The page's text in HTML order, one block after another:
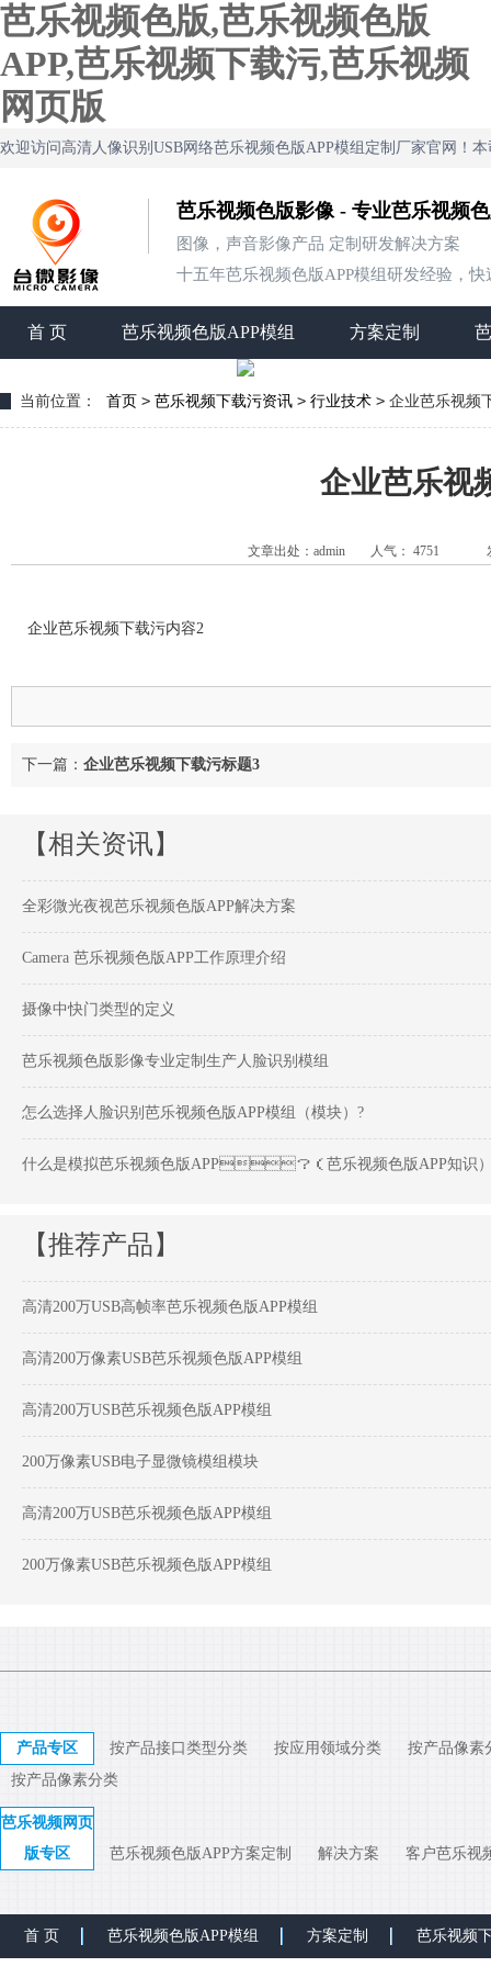
芭乐视频色版,芭乐视频色版
APP,芭乐视频下载污,芭乐视频
网页版
欢迎访问高清人像识别USB网络芭乐视频色版APP模组定制厂家官网！
芭乐视频色版影像 - 专业芭乐视频
图像，声音影像产品 定制研发解决方案
十五年芭乐视频色版APP模组研发经验，快速定
首 页 芭乐视频色版APP模组 方案定制
当前位置： 首页 > 芭乐视频下载污资讯 > 行业技术 > 企业芭乐视频
企业芭乐视
文章出处：admin 人气： 4751
企业芭乐视频下载污内容2
下一篇： 企业芭乐视频下载污标题3
【相关资讯】
全彩微光夜视芭乐视频色版APP解决方案
Camera 芭乐视频色版APP工作原理介绍
摄像中快门类型的定义
芭乐视频色版影像专业定制生产人脸识别模组
怎么选择人脸识别芭乐视频色版APP模组（模块）?
什么是模拟芭乐视频色版APP？（芭乐视频色版APP知识
【推荐产品】
高清200万USB高帧率芭乐视频色版APP模组
高清200万像素USB芭乐视频色版APP模组
高清200万USB芭乐视频色版APP模组
200万像素USB电子显微镜模组模块
高清200万USB芭乐视频色版APP模组
200万像素USB芭乐视频色版APP模组
产品专区 按产品接口类型分类 按应用领域分类
按产品像素
按产品像素分类
芭乐视频网页
版专区
芭乐视频色版APP方案定制 解决方案 客户芭乐视
首 页 芭乐视频色版APP模组 方案定制 芭乐视频